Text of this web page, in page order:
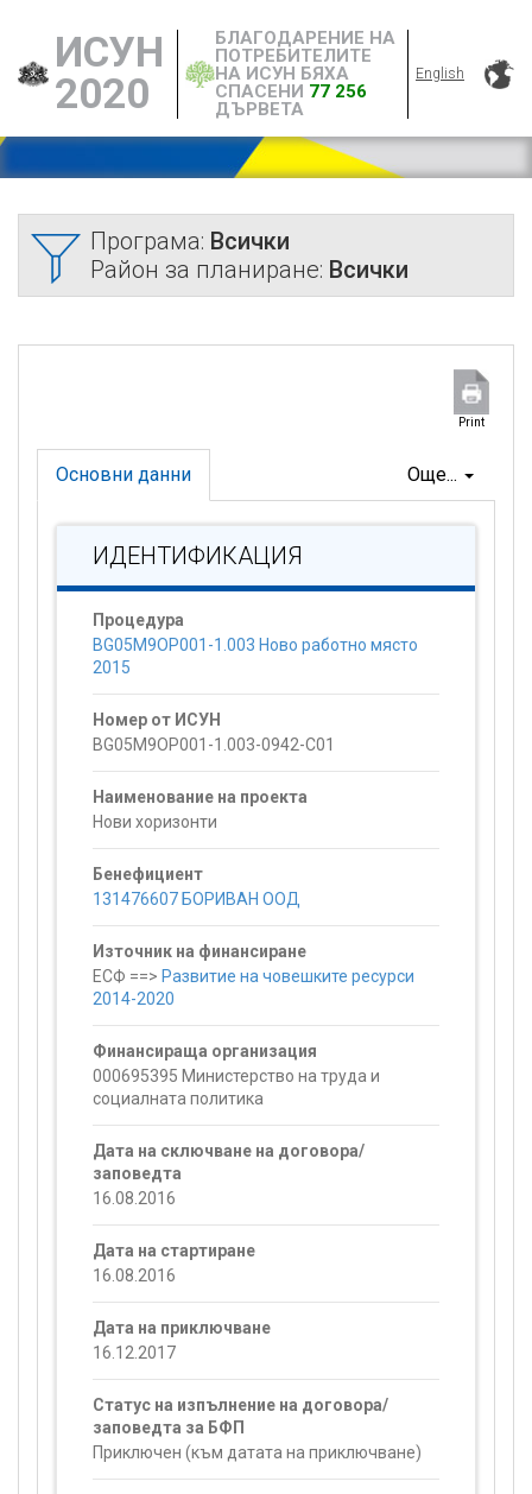
ИСУН
2020
БЛАГОДАРЕНИЕ НА
ПОТРЕБИТЕЛИТЕ
НА ИСУН БЯХА
СПАСЕНИ 77 256
ДЪРВЕТА
English
Програма: Всички
Район за планиране: Всички
Print
Още...
Основни данни
ИДЕНТИФИКАЦИЯ
Процедура
BG05M9OP001-1.003 Ново работно място
2015
Номер от ИСУН
BG05M9OP001-1.003-0942-C01
Наименование на проекта
Нови хоризонти
Бенефициент
131476607 БОРИВАН ООД
Източник на финансиране
ЕСФ ==> Развитие на човешките ресурси
2014-2020
Финансираща организация
000695395 Министерство на труда и
социалната политика
Дата на сключване на договора/
заповедта
16.08.2016
Дата на стартиране
16.08.2016
Дата на приключване
16.12.2017
Статус на изпълнение на договора/
заповедта за БФП
Приключен (към датата на приключване)